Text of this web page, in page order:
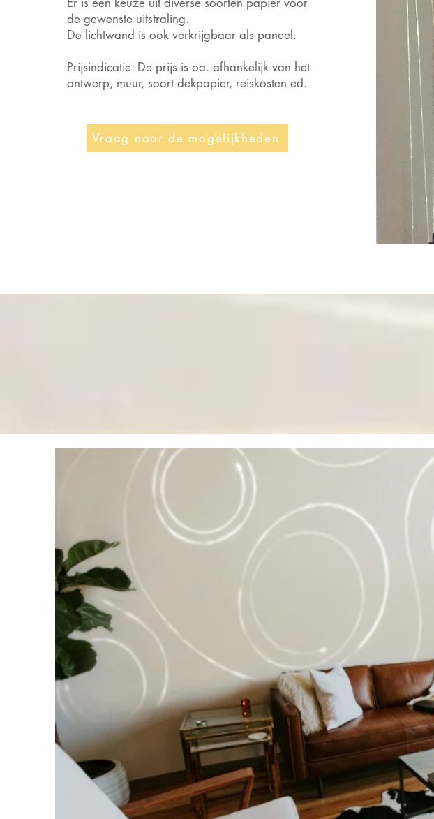
de gewenste uitstraling.
De lichtwand is ook verkrijgbaar als paneel.
Prijsindicatie: De prijs is oa. afhankelijk van het
ontwerp, muur, soort dekpapier, reiskosten ed.
Vraag naar de mogelijkheden